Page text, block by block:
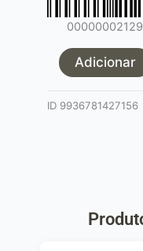
SHS
AEG
M90
Adicionar
ID 9936781427156